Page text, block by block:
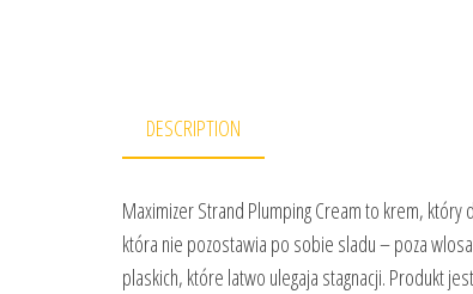
DESCRIPTION
Maximizer Strand Plumping Cream to krem,
która nie pozostawia po sobie sladu – poza
plaskich, które latwo ulegaja stagnacji. Produkt